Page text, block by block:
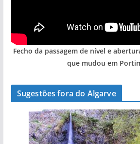
Fecho da passagem de nível e
que mudou em
Sugestões fora do Algarve